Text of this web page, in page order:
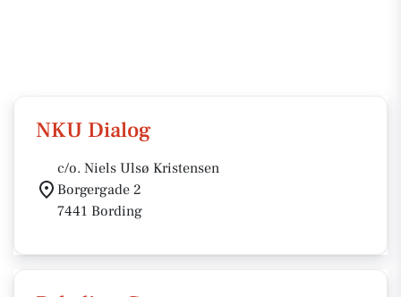
NKU Dialog
c/o. Niels Ulsø Kristensen
Borgergade 2
7441 Bording